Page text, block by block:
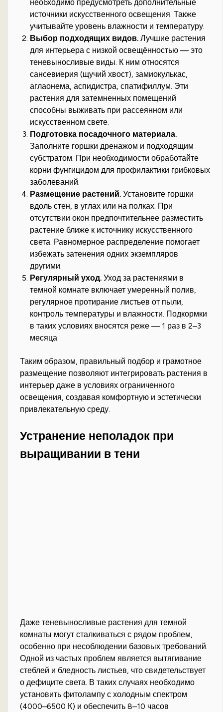
необходимо предусмотреть дополнительные
источники искусственного освещения. Также
учитывайте уровень влажности и температуру.
Выбор подходящих видов. Лучшие растения
для интерьера с низкой освещённостью — это
теневыносливые виды. К ним относятся
сансевиерия (щучий хвост), замиокулькас,
аглаонема, аспидистра, спатифиллум. Эти
растения для затемненных помещений
способны выживать при рассеянном или
искусственном свете.
Подготовка посадочного материала.
Заполните горшки дренажом и подходящим
субстратом. При необходимости обработайте
корни фунгицидом для профилактики грибковых
заболеваний.
Размещение растений. Установите горшки
вдоль стен, в углах или на полках. При
отсутствии окон предпочтительнее разместить
растение ближе к источнику искусственного
света. Равномерное распределение помогает
избежать затенения одних экземпляров
другими.
Регулярный уход. Уход за растениями в
темной комнате включает умеренный полив,
регулярное протирание листьев от пыли,
контроль температуры и влажности. Подкормки
в таких условиях вносятся реже — 1 раз в 2–3
месяца.
Таким образом, правильный подбор и грамотное
размещение позволяют интегрировать растения в
интерьер даже в условиях ограниченного
освещения, создавая комфортную и эстетически
привлекательную среду.
Устранение неполадок при
выращивании в тени
Даже теневыносливые растения для темной
комнаты могут сталкиваться с рядом проблем,
особенно при несоблюдении базовых требований.
Одной из частых проблем является вытягивание
стеблей и бледность листьев, что свидетельствует
о дефиците света. В таких случаях необходимо
установить фитолампу с холодным спектром
(4000–6500 К) и обеспечить 8–10 часов